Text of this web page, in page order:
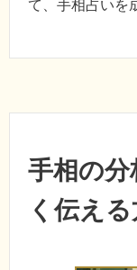
て、手相占いを
手相の
く伝え